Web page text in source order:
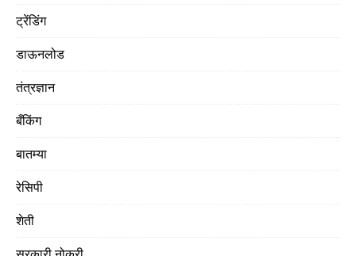
ट्रेंडिंग
डाऊनलोड
तंत्रज्ञान
बँकिंग
बातम्या
रेसिपी
शेती